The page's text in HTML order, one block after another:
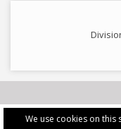
We use cookies on